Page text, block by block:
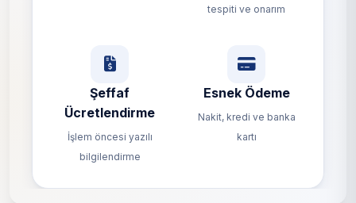
tespiti ve onarım
Şeffaf
Ücretlendirme
İşlem öncesi yazılı
bilgilendirme
Esnek Ödeme
Nakit, kredi ve banka
kartı